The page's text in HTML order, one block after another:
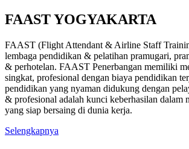
FAAST YOGYAKARTA
FAAST (Flight Attendant & Airline Staff
lembaga pendidikan & pelatihan pramugari,
& perhotelan. FAAST Penerbangan memiliki
singkat, profesional dengan biaya pendidikan
pendidikan yang nyaman didukung dengan
& profesional adalah kunci keberhasilan dalam
yang siap bersaing di dunia kerja.
Selengkapnya